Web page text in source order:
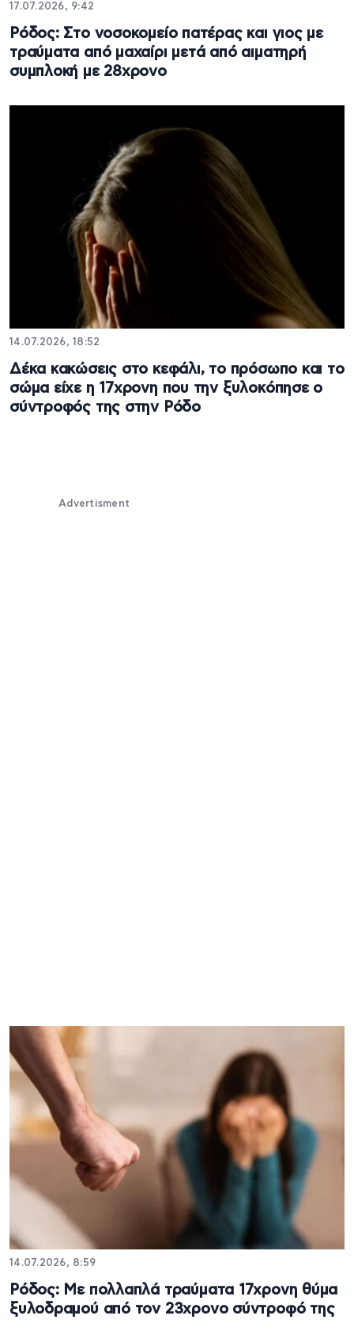
17.07.2026, 9:42
Ρόδος: Στο νοσοκομείο πατέρας και γιος με
τραύματα από μαχαίρι μετά από αιματηρή
συμπλοκή με 28χρονο
14.07.2026, 18:52
Δέκα κακώσεις στο κεφάλι, το πρόσωπο και το
σώμα είχε η 17χρονη που την ξυλοκόπησε ο
σύντροφός της στην Ρόδο
Advertisment
14.07.2026, 8:59
Ρόδος: Με πολλαπλά τραύματα 17χρονη θύμα
ξυλοδραμού από τον 23χρονο σύντροφό της